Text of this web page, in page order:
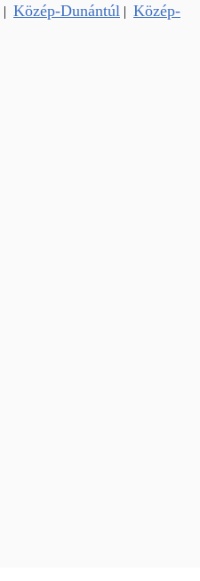
| Közép-Dunántúl | Közép-